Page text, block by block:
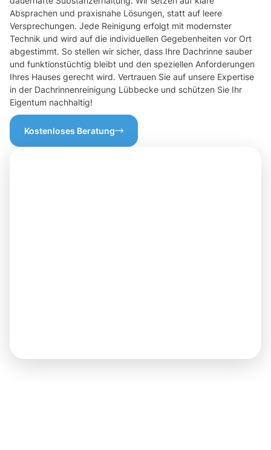
Absprachen und praxisnahe Lösungen, statt auf leere
Versprechungen. Jede Reinigung erfolgt mit modernster
Technik und wird auf die individuellen Gegebenheiten vor Ort
abgestimmt. So stellen wir sicher, dass Ihre Dachrinne sauber
und funktionstüchtig bleibt und den speziellen Anforderungen
Ihres Hauses gerecht wird. Vertrauen Sie auf unsere Expertise
in der Dachrinnenreinigung Lübbecke und schützen Sie Ihr
Eigentum nachhaltig!
Kostenloses Beratung